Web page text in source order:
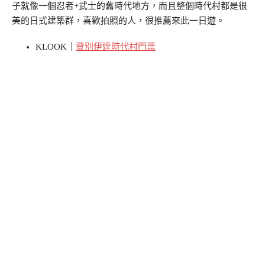
子就像一個忍者+武士的舊時代地方，而且整個時代村都是很
美的日式建築群，喜歡拍照的人，很推薦來此一日遊。
KLOOK｜ 登別伊達時代村門票